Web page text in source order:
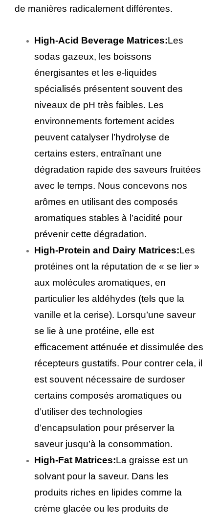
de manières radicalement différentes.
High-Acid Beverage Matrices:Les
sodas gazeux, les boissons
énergisantes et les e-liquides
spécialisés présentent souvent des
niveaux de pH très faibles. Les
environnements fortement acides
peuvent catalyser l’hydrolyse de
certains esters, entraînant une
dégradation rapide des saveurs fruitées
avec le temps. Nous concevons nos
arômes en utilisant des composés
aromatiques stables à l’acidité pour
prévenir cette dégradation.
High-Protein and Dairy Matrices:Les
protéines ont la réputation de « se lier »
aux molécules aromatiques, en
particulier les aldéhydes (tels que la
vanille et la cerise). Lorsqu’une saveur
se lie à une protéine, elle est
efficacement atténuée et dissimulée des
récepteurs gustatifs. Pour contrer cela, il
est souvent nécessaire de surdoser
certains composés aromatiques ou
d’utiliser des technologies
d’encapsulation pour préserver la
saveur jusqu’à la consommation.
High-Fat Matrices:La graisse est un
solvant pour la saveur. Dans les
produits riches en lipides comme la
crème glacée ou les produits de